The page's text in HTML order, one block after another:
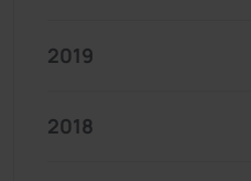
2019
2018